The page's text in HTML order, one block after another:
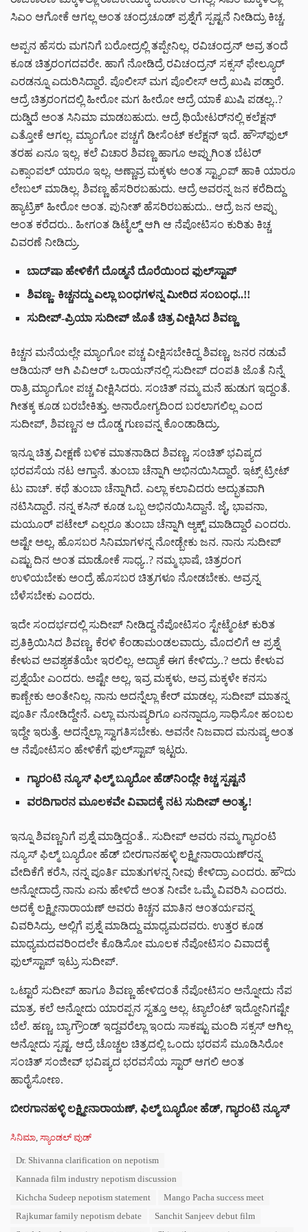
ಸಿಎಂ ಆಗೋಕೆ ಆಗಲ್ಲ ಅಂತ ಚಂದ್ರಚೂಡ್ ಪ್ರಶ್ನೆಗೆ ಸ್ಪಷ್ಟನೆ ನೀಡಿದ್ರು ಕಿಚ್ಚ.
ಅಪ್ಪನ ಹೆಸರು ಮಗನಿಗೆ ಬರೋದ್ರಲ್ಲಿ ತಪ್ಪೇನಿಲ್ಲ. ರವಿಚಂದ್ರನ್ ಅವ್ರ ತಂದೆ
ಕೂಡ ಚಿತ್ರರಂಗದವರೇ. ಹಾಗೆ ನೋಡಿದ್ರೆ ರವಿಚಂದ್ರನ್ ಸಕ್ಸಸ್ ಫೇಲ್ಯೂರ್
ಎರಡನ್ನೂ ಎದುರಿಸಿದ್ದಾರೆ. ಪೊಲೀಸ್ ಮಗ ಪೊಲೀಸ್ ಆದ್ರೆ ಖುಷಿ ಪಡ್ತಾರೆ.
ಆದ್ರೆ ಚಿತ್ರರಂಗದಲ್ಲಿ ಹೀರೋ ಮಗ ಹೀರೋ ಆದ್ರೆ ಯಾಕೆ ಖುಷಿ ಪಡಲ್ಲ..?
ದುಡ್ಡಿದೆ ಅಂತ ಸಿನಿಮಾ ಮಾಡಬಹುದು. ಆದ್ರೆ ಥಿಯೇಟರ್‌ನಲ್ಲಿ ಕಲೆಕ್ಷನ್
ಎತ್ತೋಕೆ ಆಗಲ್ಲ. ಮ್ಯಾಂಗೋ ಪಚ್ಚಗೆ ಡೀಸೆಂಟ್ ಕಲೆಕ್ಷನ್ ಇದೆ. ಹೌಸ್‌ಫುಲ್
ತರಹ ಏನೂ ಇಲ್ಲ. ಕಲೆ ವಿಚಾರ ಶಿವಣ್ಣ ಹಾಗೂ ಅಪ್ಪುಗಿಂತ ಬೆಟರ್
ಎಕ್ಸಾಂಪಲ್ ಯಾರೂ ಇಲ್ಲ. ಅಣ್ಣಾವ್ರ ಮಕ್ಕಳು ಅಂತ ಸ್ಟ್ಯಾಂಪ್ ಹಾಕಿ ಯಾರೂ
ಲೇಬಲ್ ಮಾಡಿಲ್ಲ. ಶಿವಣ್ಣ ಹೆಸರಿರಬಹುದು. ಆದ್ರೆ ಅವರನ್ನ ಜನ ಕರೆದಿದ್ದು
ಹ್ಯಾಟ್ರಿಕ್ ಹೀರೋ ಅಂತ. ಪುನೀತ್ ಹೆಸರಿರಬಹುದು.. ಆದ್ರೆ ಜನ ಅಪ್ಪು
ಅಂತ ಕರೆದರು.. ಹೀಗಂತ ಡಿಟೈಲ್ಡ್ ಆಗಿ ಆ ನೆಪೋಟಿಸಂ ಕುರಿತು ಕಿಚ್ಚ
ವಿವರಣೆ ನೀಡಿದ್ರು.
ಬಾದ್‌ಷಾ ಹೇಳಿಕೆಗೆ ದೊಡ್ಮನೆ ದೊರೆಯಿಂದ ಫುಲ್‌‌ಸ್ಟಾಪ್
ಶಿವಣ್ಣ- ಕಿಚ್ಚನದ್ದು ‌ಎಲ್ಲಾ ಬಂಧಗಳನ್ನ ಮೀರಿದ ಸಂಬಂಧ..!!
ಸುದೀಪ್-ಪ್ರಿಯಾ ಸುದೀಪ್ ಜೊತೆ ಚಿತ್ರ ವೀಕ್ಷಿಸಿದ ಶಿವಣ್ಣ
ಕಿಚ್ಚನ ಮನೆಯಲ್ಲೇ ಮ್ಯಾಂಗೋ ಪಚ್ಚ ವೀಕ್ಷಿಸಬೇಕಿದ್ದ ಶಿವಣ್ಣ, ಜನರ ನಡುವೆ
ಆಡಿಯನ್ ಆಗಿ ಪಿವಿಆರ್ ಒರಾಯನ್‌ನಲ್ಲಿ ಸುದೀಪ್ ದಂಪತಿ ಜೊತೆ ನಿನ್ನೆ
ರಾತ್ರಿ ಮ್ಯಾಂಗೋ ಪಚ್ಚ ವೀಕ್ಷಿಸಿದರು. ಸಂಚಿತ್ ನಮ್ಮ ಮನೆ ಹುಡುಗ ಇದ್ದಂತೆ.
ಗೀತಕ್ಕ ಕೂಡ ಬರಬೇಕಿತ್ತು. ಅನಾರೋಗ್ಯದಿಂದ ಬರಲಾಗಲಿಲ್ಲ ಎಂದ
ಸುದೀಪ್, ಶಿವಣ್ಣನ ಆ ದೊಡ್ಡ ಗುಣವನ್ನ ಕೊಂಡಾಡಿದ್ರು.
ಇನ್ನೂ ಚಿತ್ರ ವೀಕ್ಷಣೆ ಬಳಿಕ ಮಾತನಾಡಿದ ಶಿವಣ್ಣ, ಸಂಚಿತ್ ಭವಿಷ್ಯದ
ಭರವಸೆಯ ನಟ ಆಗ್ತಾನೆ. ತುಂಬಾ ಚೆನ್ನಾಗಿ ಅಭಿನಯಿಸಿದ್ದಾರೆ. ಇಟ್ಸ್ ಟ್ರೀಟ್
ಟು ವಾಚ್. ಕಥೆ ತುಂಬಾ ಚೆನ್ನಾಗಿದೆ. ಎಲ್ಲಾ ಕಲಾವಿದರು ಅದ್ಭುತವಾಗಿ
ನಟಿಸಿದ್ದಾರೆ. ನನ್ನ ಕಸಿನ್ ಕೂಡ ಒಬ್ಬ ಅಭಿನಯಿಸಿದ್ದಾನೆ. ಜೈ, ಭಾವನಾ,
ಮಯೂರ್ ಪಟೇಲ್ ಎಲ್ಲರೂ ತುಂಬಾ ಚೆನ್ನಾಗಿ ಆ್ಯಕ್ಟ್ ಮಾಡಿದ್ದಾರೆ ಎಂದರು.
ಅಷ್ಟೇ ಅಲ್ಲ, ಹೊಸಬರ ಸಿನಿಮಾಗಳನ್ನ ನೋಡ್ಬೇಕು ಜನ. ನಾನು ಸುದೀಪ್
ಎಷ್ಟು ದಿನ ಅಂತ ಮಾಡೋಕೆ ಸಾಧ್ಯ..? ನಮ್ಮ ಭಾಷೆ, ಚಿತ್ರರಂಗ
ಉಳಿಯಬೇಕು ಅಂದ್ರೆ ಹೊಸಬರ ಚಿತ್ರಗಳೂ ನೋಡಬೇಕು. ಅವ್ರನ್ನ
ಬೆಳೆಸಬೇಕು ಎಂದರು.
ಇದೇ ಸಂದರ್ಭದಲ್ಲಿ ಸುದೀಪ್ ನೀಡಿದ್ದ ನೆಪೋಟಿಸಂ ಸ್ಟೇಟ್ಮೆಂಟ್‌‌ ಕುರಿತ
ಪ್ರತಿಕ್ರಿಯಿಸಿದ ಶಿವಣ್ಣ, ಕೆರಳಿ ಕೆಂಡಾಮಂಡಲವಾದ್ರು. ಮೊದಲಿಗೆ ಆ ಪ್ರಶ್ನೆ
ಕೇಳುವ ಅವಶ್ಯಕತೆಯೇ ಇರಲಿಲ್ಲ. ಅದ್ಯಾಕೆ ಈಗ ಕೇಳಿದ್ರು..? ಅದು ಕೇಳುವ
ಪ್ರಶ್ನೆಯೇ ಎಂದರು. ಅಷ್ಟೇ ಅಲ್ಲ, ಇವ್ರ ಮಕ್ಕಳು, ಅವ್ರ ಮಕ್ಕಳೇ ಕನಸು
ಕಾಣ್ಬೇಕು ಅಂತೇನಿಲ್ಲ. ನಾನು ಅದನ್ನೆಲ್ಲಾ ಕೇರ್ ಮಾಡಲ್ಲ. ಸುದೀಪ್ ಮಾತನ್ನ
ಪೂರ್ತಿ ನೋಡಿದ್ದೇನೆ. ಎಲ್ಲಾ ಮನುಷ್ಯರಿಗೂ ಏನನ್ನಾದ್ರೂ ಸಾಧಿಸೋ ಹಂಬಲ
ಇದ್ದೇ ಇರುತ್ತೆ. ಅದನ್ನೆಲ್ಲಾ ಸ್ವಾಗತಿಸಬೇಕು. ಅವನೇ ನಿಜವಾದ ಮನುಷ್ಯ ಅಂತ
ಆ ನೆಪೋಟಿಸಂ ಹೇಳಿಕೆಗೆ ಫುಲ್‌ಸ್ಟಾಪ್ ಇಟ್ಟರು.
ಗ್ಯಾರಂಟಿ ನ್ಯೂಸ್ ಫಿಲ್ಮ್ ಬ್ಯೂರೋ ಹೆಡ್‌‌ನಿಂದ್ಲೇ ಕಿಚ್ಚ ಸ್ಪಷ್ಟನೆ
ವರದಿಗಾರನ ಮೂಲಕವೇ ವಿವಾದಕ್ಕೆ ನಟ ಸುದೀಪ್ ಅಂತ್ಯ.!
ಇನ್ನೂ ಶಿವಣ್ಣನಿಗೆ ಪ್ರಶ್ನೆ ಮಾಡ್ತಿದ್ದಂತೆ.. ಸುದೀಪ್ ಅವರು ನಮ್ಮ ಗ್ಯಾರಂಟಿ
ನ್ಯೂಸ್ ಫಿಲ್ಮ್ ಬ್ಯೂರೋ ಹೆಡ್ ಬೀರಗಾನಹಳ್ಳಿ ಲಕ್ಷ್ಮೀನಾರಾಯಣ್‌ರನ್ನ
ವೇದಿಕೆಗೆ ಕರೆಸಿ, ನನ್ನ ಪೂರ್ತಿ ಮಾತುಗಳನ್ನ ನೀವು ಕೇಳಿದ್ರಾ ಎಂದರು. ಹೌದು
ಅನ್ನೋದಾದ್ರೆ ನಾನು ಏನು ಹೇಳಿದೆ ಅಂತ ನೀವೇ ಒಮ್ಮೆ ವಿವರಿಸಿ ಎಂದರು.
ಅದಕ್ಕೆ ಲಕ್ಷ್ಮೀನಾರಾಯಣ್ ಅವರು ಕಿಚ್ಚನ ಮಾತಿನ ಆಂತರ್ಯವನ್ನ
ವಿವರಿಸಿದ್ರು. ಅಲ್ಲಿಗೆ ಪ್ರಶ್ನೆ ಮಾಡಿದ್ದು ಮಾಧ್ಯಮದವರು. ಉತ್ತರ ಕೂಡ
ಮಾಧ್ಯಮದವರಿಂದಲೇ ಕೊಡಿಸೋ ಮೂಲಕ ನೆಪೋಟಿಸಂ ವಿವಾದಕ್ಕೆ
ಫುಲ್‌ಸ್ಟಾಪ್ ಇಟ್ರು ಸುದೀಪ್.
ಒಟ್ಟಾರೆ ಸುದೀಪ್ ಹಾಗೂ ಶಿವಣ್ಣ ಹೇಳಿದಂತೆ ನೆಪೋಟಿಸಂ ಅನ್ನೋದು ನೆಪ
ಮಾತ್ರ. ಕಲೆ ಅನ್ನೋದು ಯಾರಪ್ಪನ ಸ್ವತ್ತೂ ಅಲ್ಲ. ಟ್ಯಾಲೆಂಟ್ ಇದ್ದೋನಿಗಷ್ಟೇ
ಬೆಲೆ. ಹಣ್ಣ, ಬ್ಯಾಗ್ರೌಂಡ್ ಇದ್ದವರೆಲ್ಲಾ ಇಂದು ಸಾಕಷ್ಟು ಮಂದಿ ಸಕ್ಸಸ್ ಆಗಿಲ್ಲ
ಅನ್ನೋದು ಸ್ಪಷ್ಟ. ಆದ್ರೆ ಚೊಚ್ಚಲ ಚಿತ್ರದಲ್ಲಿ ಒಂದು ಭರವಸೆ ಮೂಡಿಸಿರೋ
ಸಂಚಿತ್ ಸಂಜೀವ್ ಭವಿಷ್ಯದ ಭರವಸೆಯ ಸ್ಟಾರ್ ಆಗಲಿ ಅಂತ
ಹಾರೈಸೋಣ.
ಬೀರಗಾನಹಳ್ಳಿ ಲಕ್ಷ್ಮೀನಾರಾಯಣ್, ಫಿಲ್ಮ್ ಬ್ಯೂರೋ ಹೆಡ್, ಗ್ಯಾರಂಟಿ ನ್ಯೂಸ್
C
ಸಿನಿಮಾ ಸ್ಯಾಂಡಲ್ ವುಡ್
Dr. Shivanna clarification on nepotism
Kannada film industry nepotism discussion
Kichcha Sudeep nepotism statement
Mango Pacha success meet
Rajkumar family nepotism debate
Sanchit Sanjeev debut film